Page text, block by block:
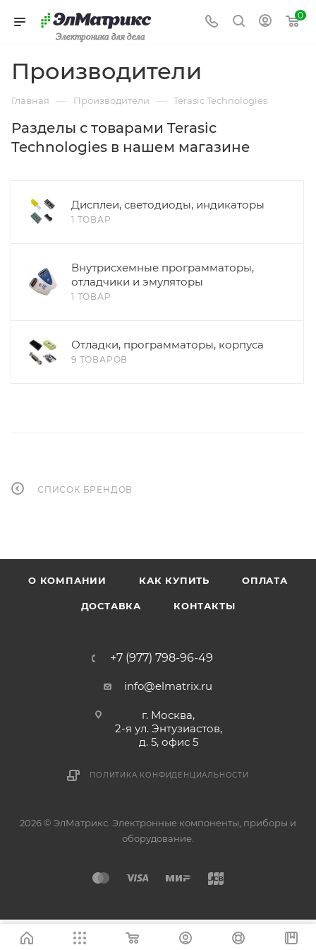
Электроника для дела
0
Производители
Главная — Производители — Terasic Technologies
Разделы с товарами Terasic
Technologies в нашем магазине
Дисплеи, светодиоды, индикаторы
1 ТОВАР
Внутрисхемные программаторы,
отладчики и эмуляторы
1 ТОВАР
Отладки, программаторы, корпуса
9 ТОВАРОВ
СПИСОК БРЕНДОВ
О КОМПАНИИ КАК КУПИТЬ ОПЛАТА
ДОСТАВКА КОНТАКТЫ
+7 (977) 798-96-49
info@elmatrix.ru
г. Москва,
2-я ул. Энтузиастов,
д. 5, офис 5
ПОЛИТИКА КОНФИДЕНЦИАЛЬНОСТИ
2026 © ЭлМатрикс. Электронные компоненты, приборы и
оборудование.